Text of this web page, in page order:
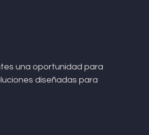
una oportunidad para
diseñadas para